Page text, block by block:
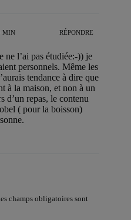
MIN RÉPONDRE
ne l’ai pas étudiée:-)) je
personnels. Même les
tendance à dire que
à la maison, et non à un
d’un repas, le contenu
( pour la boisson)
champs obligatoires sont